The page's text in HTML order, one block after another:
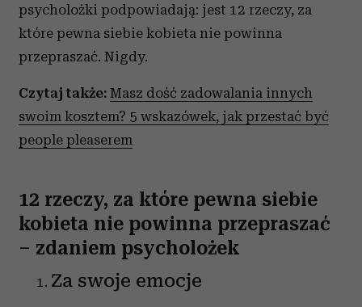
psycholożki podpowiadają: jest 12 rzeczy, za
które pewna siebie kobieta nie powinna
przepraszać. Nigdy.
Czytaj także: Masz dość zadowalania innych
swoim kosztem? 5 wskazówek, jak przestać być
people pleaserem
12 rzeczy, za które pewna siebie
kobieta nie powinna przepraszać
– zdaniem psycholożek
Za swoje emocje